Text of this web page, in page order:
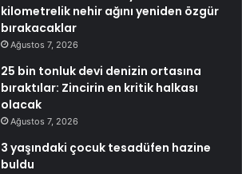
kilometrelik nehir ağını yeniden özgür
bırakacaklar
Ağustos 7, 2026
25 bin tonluk devi denizin ortasına
bıraktılar: Zincirin en kritik halkası
olacak
Ağustos 7, 2026
3 yaşındaki çocuk tesadüfen hazine
buldu